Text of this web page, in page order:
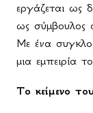
εργάζεται ως
ως σύμβουλος
Με ένα
μια εμπειρία
Το κείμενο